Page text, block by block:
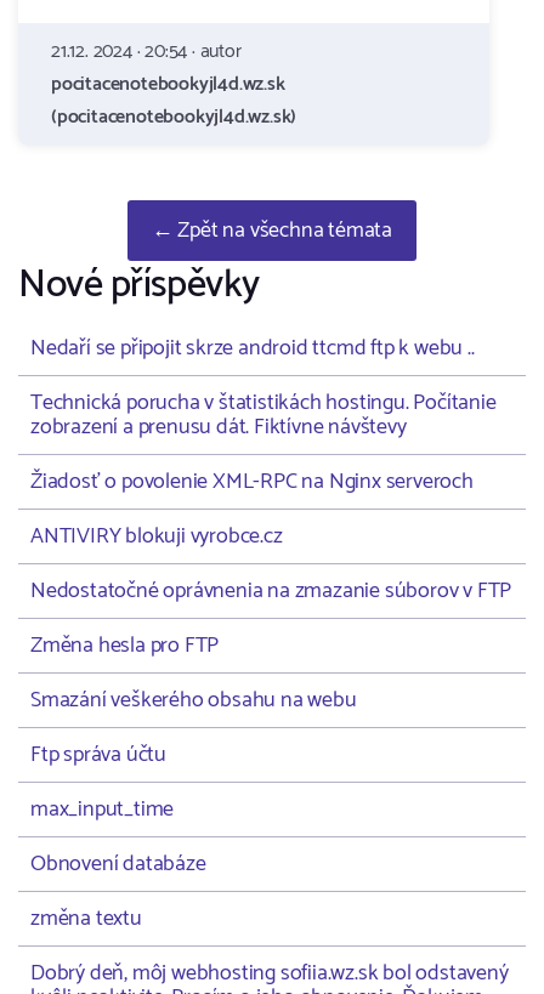
21.12. 2024 · 20:54 · autor
pocitacenotebookyjl4d.wz.sk
(pocitacenotebookyjl4d.wz.sk)
← Zpět na všechna témata
Nové příspěvky
Nedaří se připojit skrze android ttcmd ftp k webu ..
Technická porucha v štatistikách hostingu. Počítanie
zobrazení a prenusu dát. Fiktívne návštevy
Žiadosť o povolenie XML-RPC na Nginx serveroch
ANTIVIRY blokuji vyrobce.cz
Nedostatočné oprávnenia na zmazanie súborov v FTP
Změna hesla pro FTP
Smazání veškerého obsahu na webu
Ftp správa účtu
max_input_time
Obnovení databáze
změna textu
Dobrý deň, môj webhosting sofiia.wz.sk bol odstavený